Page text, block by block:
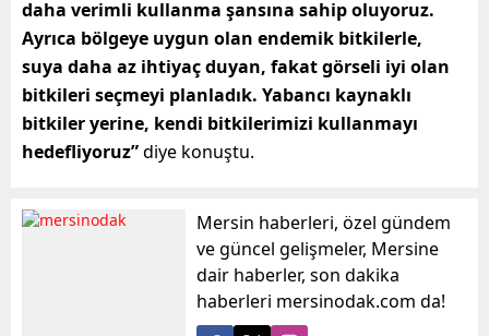
daha verimli kullanma şansına sahip oluyoruz.
Ayrıca bölgeye uygun olan endemik bitkilerle,
suya daha az ihtiyaç duyan, fakat görseli iyi olan
bitkileri seçmeyi planladık. Yabancı kaynaklı
bitkiler yerine, kendi bitkilerimizi kullanmayı
hedefliyoruz”diye konuştu.
Mersin haberleri, özel gündem
ve güncel gelişmeler, Mersine
dair haberler, son dakika
haberleri mersinodak.com da!